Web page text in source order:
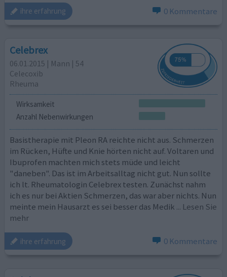
ihre erfahrung 0 Kommentare
Celebrex
06.01.2015 | Mann | 54
Celecoxib
Rheuma
Wirksamkeit
Anzahl Nebenwirkungen
Basistherapie mit Pleon RA reichte nicht aus. Schmerzen
im Rücken, Hüfte und Knie hörten nicht auf. Voltaren und
Ibuprofen machten mich stets müde und leicht
"daneben". Das ist im Arbeitsalltag nicht gut. Nun sollte
ich lt. Rheumatologin Celebrex testen. Zunächst nahm
ich es nur bei Aktien Schmerzen, das war aber nichts. Nun
meinte mein Hausarzt es sei besser das Medik ... Lesen Sie
mehr
ihre erfahrung 0 Kommentare